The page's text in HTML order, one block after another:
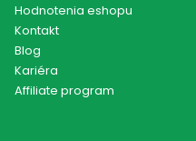
Hodnotenia eshopu
Kontakt
Blog
Kariéra
Affiliate program